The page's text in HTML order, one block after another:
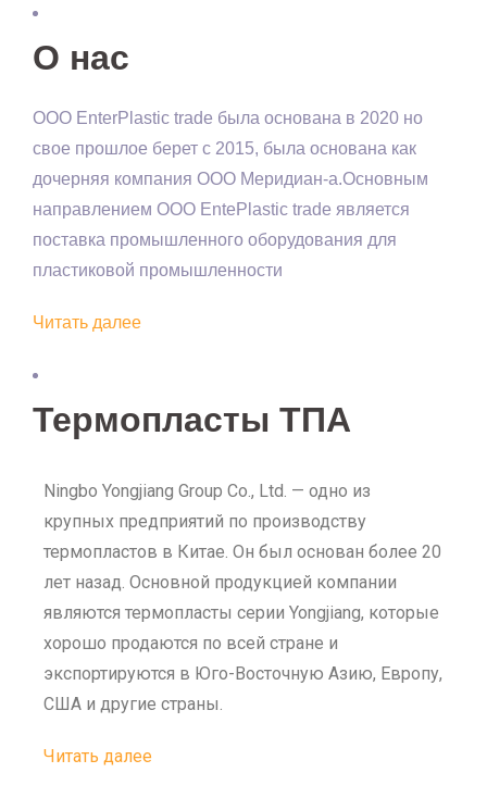
О нас
OOO EnterPlastic trade была основана в 2020 но
свое прошлое берет с 2015, была основана как
дочерняя компания ООО Меридиан-а.Основным
направлением ООО EntePlastic trade является
поставка промышленного оборудования для
пластиковой промышленности
Читать далее
Термопласты ТПА
Ningbo Yongjiang Group Co., Ltd. — одно из
крупных предприятий по производству
термопластов в Китае. Он был основан более 20
лет назад. Основной продукцией компании
являются термопласты серии Yongjiang, которые
хорошо продаются по всей стране и
экспортируются в Юго-Восточную Азию, Европу,
США и другие страны.
Читать далее